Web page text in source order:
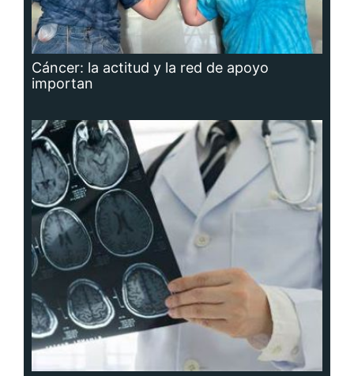
Cáncer: la actitud y la red de apoyo
importan